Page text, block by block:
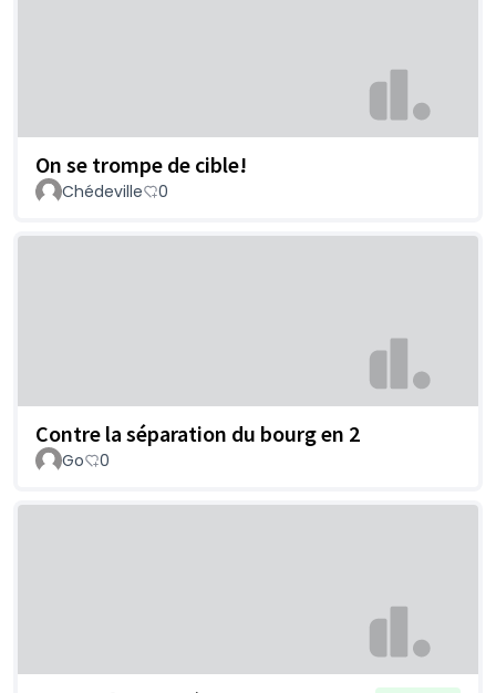
On se trompe de cible!
Chédeville 0
Contre la séparation du bourg en 2
Go 0